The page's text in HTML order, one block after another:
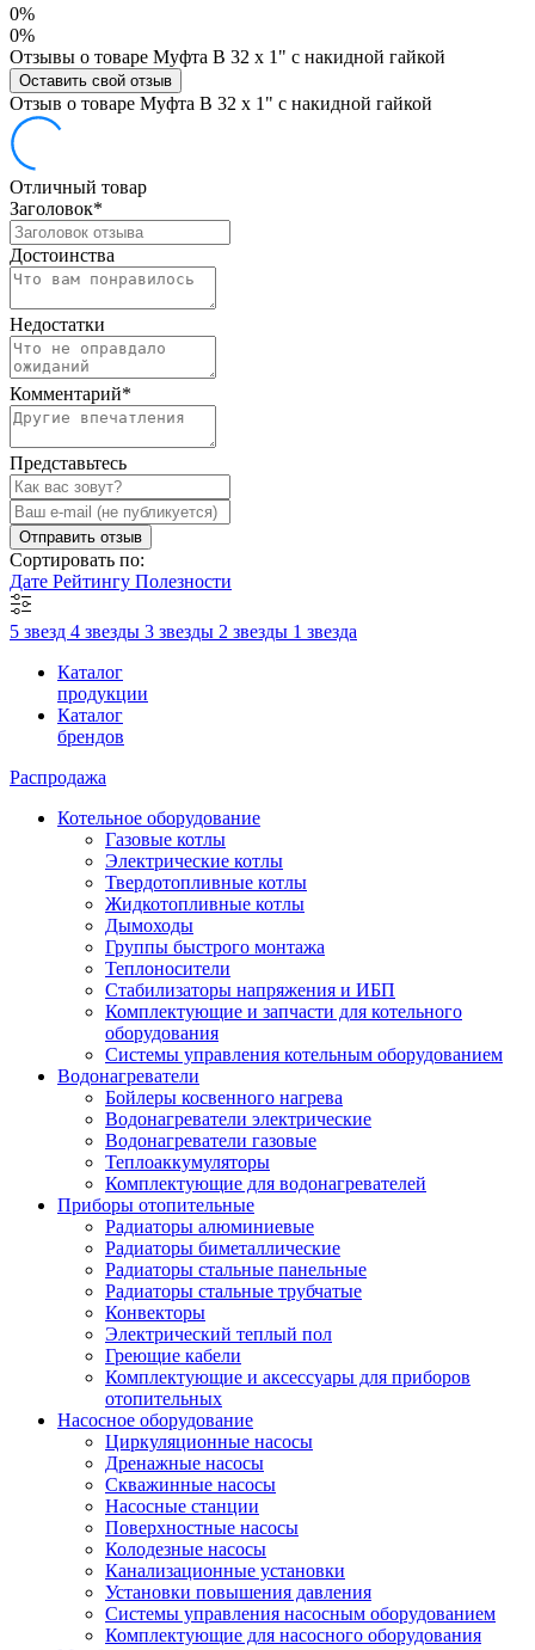
0%
0%
Отзывы о товаре Муфта В 32 х 1" с накидной гайкой
Оставить свой отзыв
Отзыв о товаре Муфта В 32 х 1" с накидной гайкой
Отличный товар
Заголовок*
Достоинства
Недостатки
Комментарий*
Представьтесь
Отправить отзыв
Сортировать по:
Дате Рейтингу Полезности
5 звезд 4 звезды 3 звезды 2 звезды 1 звезда
Каталог
продукции
Каталог
брендов
Распродажа
Котельное оборудование
Газовые котлы
Электрические котлы
Твердотопливные котлы
Жидкотопливные котлы
Дымоходы
Группы быстрого монтажа
Теплоносители
Стабилизаторы напряжения и ИБП
Комплектующие и запчасти для котельного
оборудования
Системы управления котельным оборудованием
Водонагреватели
Бойлеры косвенного нагрева
Водонагреватели электрические
Водонагреватели газовые
Теплоаккумуляторы
Комплектующие для водонагревателей
Приборы отопительные
Радиаторы алюминиевые
Радиаторы биметаллические
Радиаторы стальные панельные
Радиаторы стальные трубчатые
Конвекторы
Электрический теплый пол
Греющие кабели
Комплектующие и аксессуары для приборов
отопительных
Насосное оборудование
Циркуляционные насосы
Дренажные насосы
Скважинные насосы
Насосные станции
Поверхностные насосы
Колодезные насосы
Канализационные установки
Установки повышения давления
Системы управления насосным оборудованием
Комплектующие для насосного оборудования